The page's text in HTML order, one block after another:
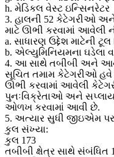
h. મેડિકલ વેસ્ટ ઇન્સિનરેટર
3. હાલની 52 કેટેગરીઓ
માટે ઊભી કરવામાં આવેલી
a. સાધારણ ઉદ્દેશ માટેની ટૂલ
b. એલ્યુમિનિયમના ઘડેલા
4. આ સાથે તબીબી અને
સૂચિત તમામ કેટેગરીઓ
ઊભી કરવામાં આવેલી
પુનઃવિક્રેતાઓ અને
ઓળખ કરવામાં આવી છે.
5. અત્યાર સુધી જીઇએમ
કુલ સંખ્યા:
કુલ 173
તબીબી ક્ષેત્ર સાથે સંબંધિત